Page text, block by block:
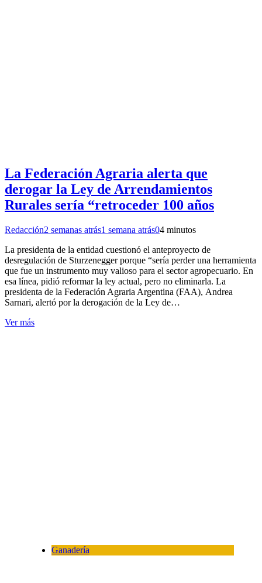
La Federación Agraria alerta que
derogar la Ley de Arrendamientos
Rurales sería “retroceder 100 años
Redacción2 semanas atrás1 semana atrás04 minutos
La presidenta de la entidad cuestionó el anteproyecto de
desregulación de Sturzenegger porque “sería perder una herramienta
que fue un instrumento muy valioso para el sector agropecuario. En
esa línea, pidió reformar la ley actual, pero no eliminarla. La
presidenta de la Federación Agraria Argentina (FAA), Andrea
Sarnari, alertó por la derogación de la Ley de…
Ver más
Ganadería